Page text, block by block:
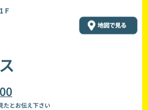
Ｆ
たとお伝え下さい